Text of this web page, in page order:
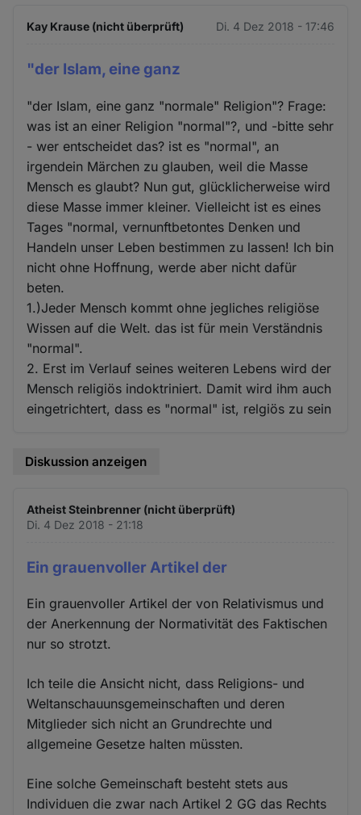
Kay Krause (nicht überprüft) Di. 4 Dez 2018 - 17:46
"der Islam, eine ganz
"der Islam, eine ganz "normale" Religion"? Frage:
was ist an einer Religion "normal"?, und -bitte sehr
- wer entscheidet das? ist es "normal", an
irgendein Märchen zu glauben, weil die Masse
Mensch es glaubt? Nun gut, glücklicherweise wird
diese Masse immer kleiner. Vielleicht ist es eines
Tages "normal, vernunftbetontes Denken und
Handeln unser Leben bestimmen zu lassen! Ich bin
nicht ohne Hoffnung, werde aber nicht dafür
beten.
1.)Jeder Mensch kommt ohne jegliches religiöse
Wissen auf die Welt. das ist für mein Verständnis
"normal".
2. Erst im Verlauf seines weiteren Lebens wird der
Mensch religiös indoktriniert. Damit wird ihm auch
eingetrichtert, dass es "normal" ist, relgiös zu sein
Diskussion anzeigen
Atheist Steinbrenner (nicht überprüft)
Di. 4 Dez 2018 - 21:18
Ein grauenvoller Artikel der
Ein grauenvoller Artikel der von Relativismus und
der Anerkennung der Normativität des Faktischen
nur so strotzt.
Ich teile die Ansicht nicht, dass Religions- und
Weltanschauunsgemeinschaften und deren
Mitglieder sich nicht an Grundrechte und
allgemeine Gesetze halten müssten.
Eine solche Gemeinschaft besteht stets aus
Individuen die zwar nach Artikel 2 GG das Rechts